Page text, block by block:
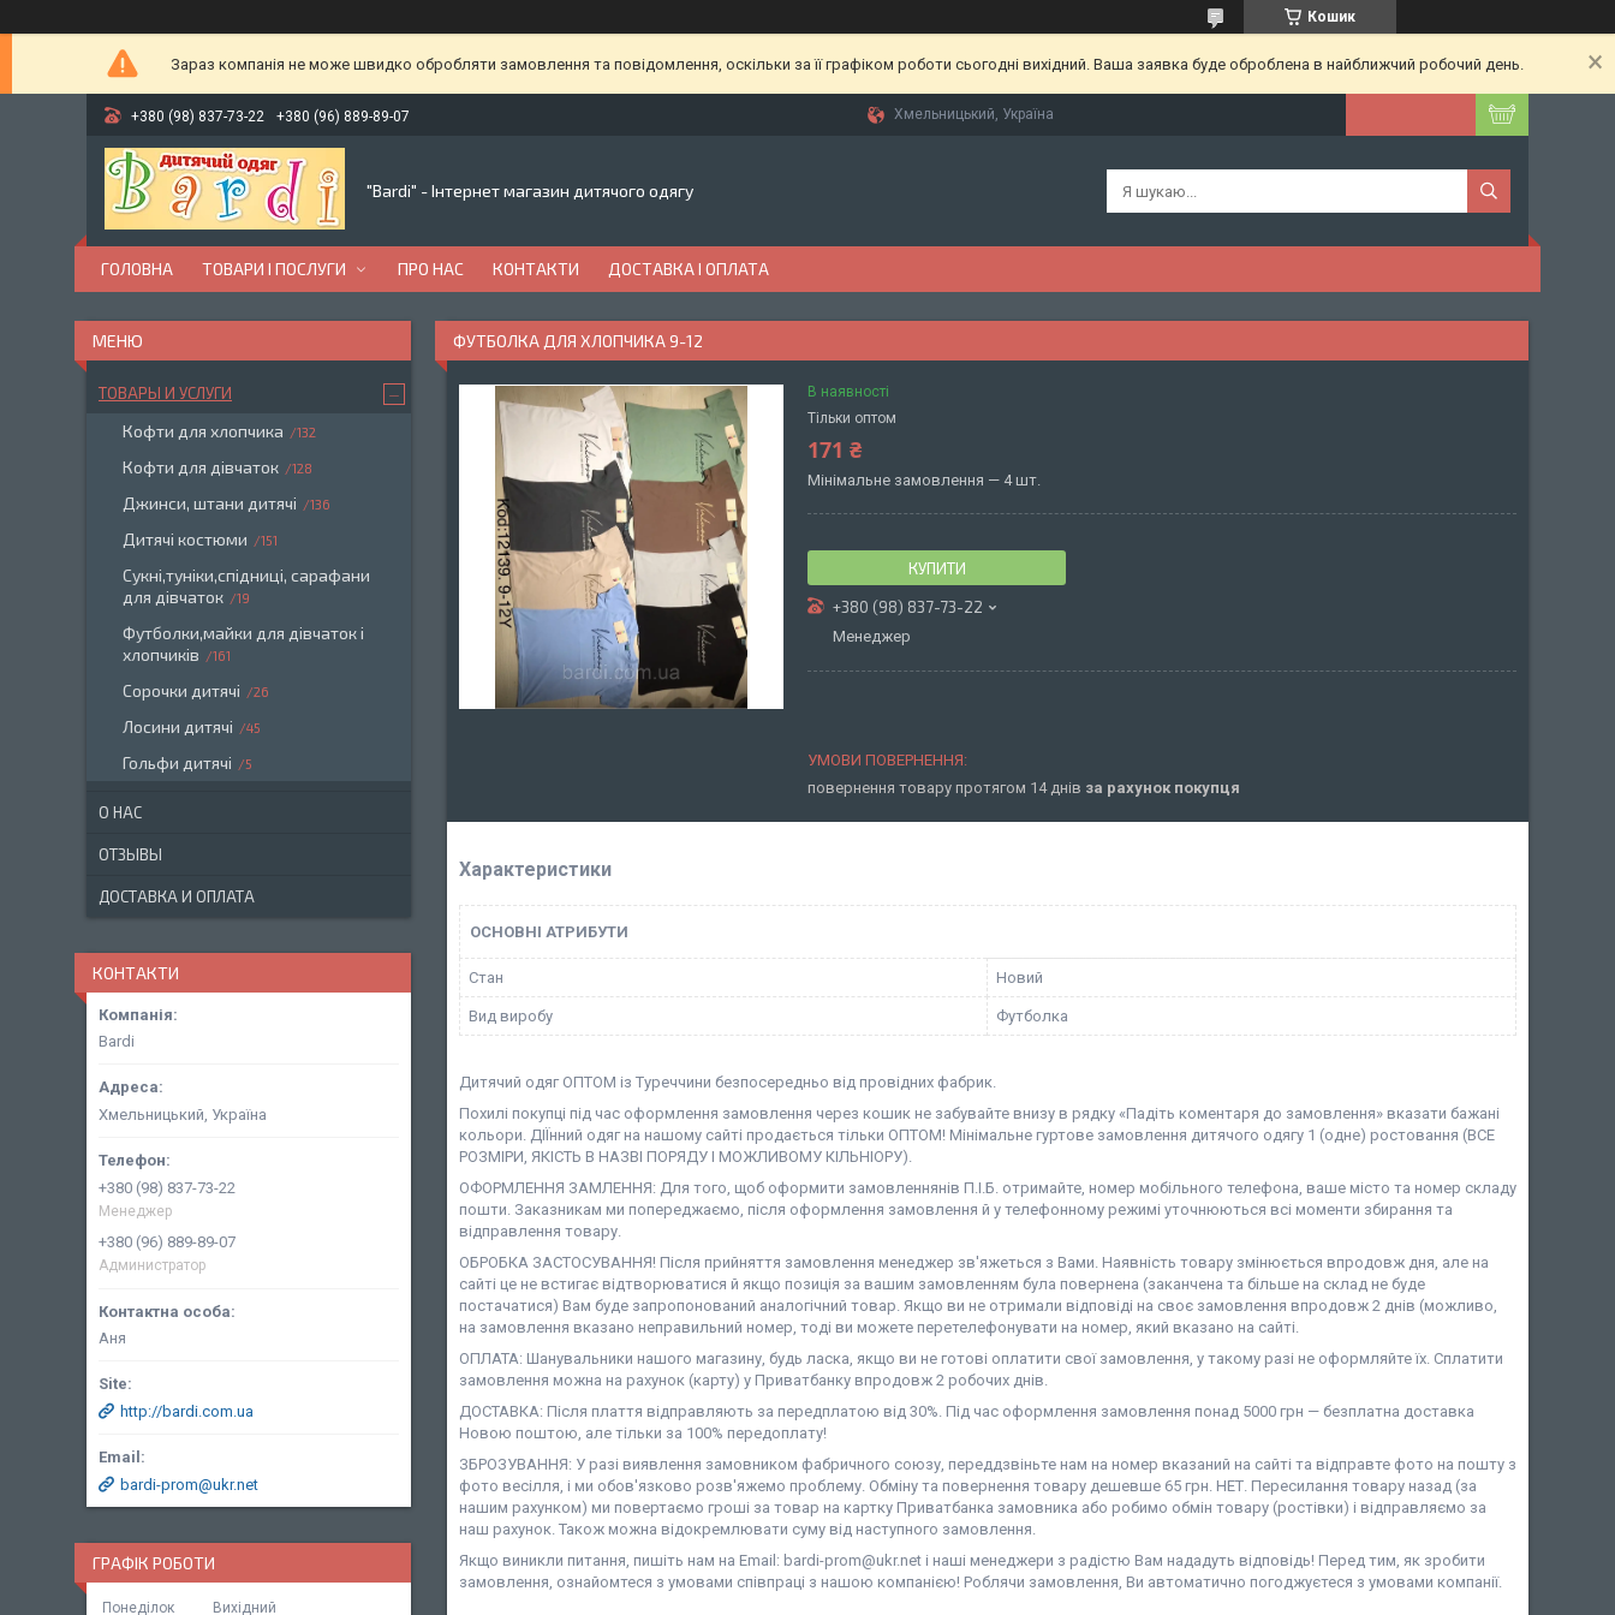
Кошик
Зараз компанія не може швидко обробляти замовлення та повідомлення, оскільки за її графіком роботи сьогодні вихідний. Ваша заявка буде оброблена в найближчий робочий день.
+380 (98) 837-73-22 +380 (96) 889-89-07 Хмельницький, Україна
"Bardi" - Інтернет магазин дитячого одягу
ГОЛОВНА ТОВАРИ І ПОСЛУГИ ПРО НАС КОНТАКТИ ДОСТАВКА І ОПЛАТА
ФУТБОЛКА ДЛЯ ХЛОПЧИКА 9-12
В наявності
Тільки оптом
171 ₴
Мінімальне замовлення — 4 шт.
КУПИТИ
+380 (98) 837-73-22
Менеджер
повернення товару протягом 14 днів за рахунок покупця
Характеристики
ОСНОВНІ АТРИБУТИ
Стан Новий
Вид виробу Футболка
Дитячий одяг ОПТОМ із Туреччини безпосередньо від провідних фабрик.
Похилі покупці під час оформлення замовлення через кошик не забувайте внизу в рядку «Падіть коментаря до замовлення» вказати бажані
кольори. ДІЇнний одяг на нашому сайті продається тільки ОПТОМ! Мінімальне гуртове замовлення дитячого одягу 1 (одне) ростовання (ВСЕ
РОЗМІРИ, ЯКІСТЬ В НАЗВІ ПОРЯДУ І МОЖЛИВОМУ КІЛЬНІОРУ).
ОФОРМЛЕННЯ ЗАМЛЕННЯ: Для того, щоб оформити замовленнянів П.І.Б. отримайте, номер мобільного телефона, ваше місто та номер складу
пошти. Заказникам ми попереджаємо, після оформлення замовлення й у телефонному режимі уточнюються всі моменти збирання та
відправлення товару.
ОБРОБКА ЗАСТОСУВАННЯ! Після прийняття замовлення менеджер зв'яжеться з Вами. Наявність товару змінюється впродовж дня, але на
сайті це не встигає відтворюватися й якщо позиція за вашим замовленням була повернена (заканчена та більше на склад не буде
постачатися) Вам буде запропонований аналогічний товар. Якщо ви не отримали відповіді на своє замовлення впродовж 2 днів (можливо,
на замовлення вказано неправильний номер, тоді ви можете перетелефонувати на номер, який вказано на сайті.
ОПЛАТА: Шанувальники нашого магазину, будь ласка, якщо ви не готові оплатити свої замовлення, у такому разі не оформляйте їх. Сплатити
замовлення можна на рахунок (карту) у Приватбанку впродовж 2 робочих днів.
ДОСТАВКА: Після плаття відправляють за передплатою від 30%. Під час оформлення замовлення понад 5000 грн — безплатна доставка
Новою поштою, але тільки за 100% передоплату!
ЗБРОЗУВАННЯ: У разі виявлення замовником фабричного союзу, переддзвіньте нам на номер вказаний на сайті та відправте фото на пошту з
фото весілля, і ми обов'язково розв'яжемо проблему. Обміну та повернення товару дешевше 65 грн. НЕТ. Пересилання товару назад (за
нашим рахунком) ми повертаємо гроші за товар на картку Приватбанка замовника або робимо обмін товару (ростівки) і відправляємо за
наш рахунок. Також можна відокремлювати суму від наступного замовлення.
Якщо виникли питання, пишіть нам на Email: bardi-prom@ukr.net і наші менеджери з радістю Вам нададуть відповідь! Перед тим, як зробити
замовлення, ознайомтеся з умовами співпраці з нашою компанією! Роблячи замовлення, Ви автоматично погоджуєтеся з умовами компанії.
ТОВАРЫ И УСЛУГИ
Кофти для хлопчика 132
Кофти для дівчаток 128
Джинси, штани дитячі 136
Дитячі костюми 151
Сукні,туніки,спідниці, сарафани
для дівчаток
19
Футболки,майки для дівчаток і
хлопчиків
161
Сорочки дитячі 26
Лосини дитячі 45
Гольфи дитячі 5
О НАС
ОТЗЫВЫ
ДОСТАВКА И ОПЛАТА
КОНТАКТИ
Bardi
Хмельницький, Україна
+380 (98) 837-73-22
Менеджер
+380 (96) 889-89-07
Администратор
Аня
http://bardi.com.ua
bardi-prom@ukr.net
ГРАФІК РОБОТИ
Понеділок Вихідний